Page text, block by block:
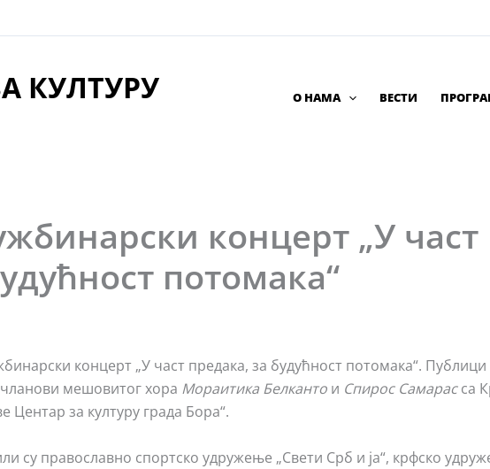
КУЛТУРУ О НАМА ВЕСТИ
концерт „У част
потомака“
концерт „У част предака, за будућност потомака“. Публици
мешовитог хора Мораитика Белканто и Спирос Самарасса
Центар за културу града Бора“.
су православно спортско удружење „Свети Срб и ја“, крфско